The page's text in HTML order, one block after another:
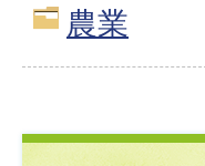
農業